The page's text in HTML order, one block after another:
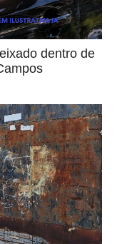
dentro de